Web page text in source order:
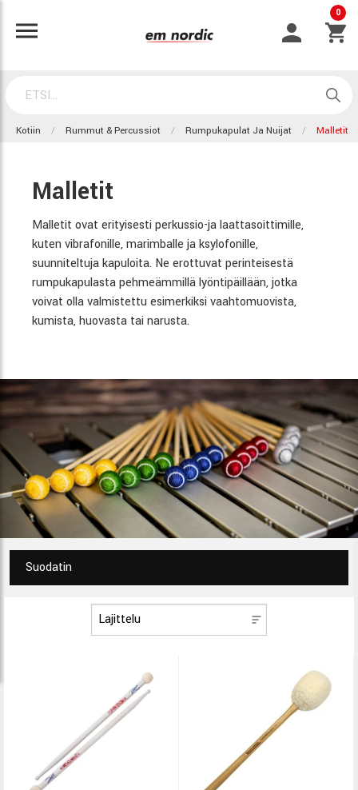
0
Kotiin Rummut & Percussiot Rumpukapulat Ja Nuijat Malletit
Malletit
Malletit ovat erityisesti perkussio-ja laattasoittimille,
kuten vibrafonille, marimballe ja ksylofonille,
suunniteltuja kapuloita. Ne erottuvat perinteisestä
rumpukapulasta pehmeämmillä lyöntipäillään, jotka
voivat olla valmistettu esimerkiksi vaahtomuovista,
kumista, huovasta tai narusta.
Suodatin